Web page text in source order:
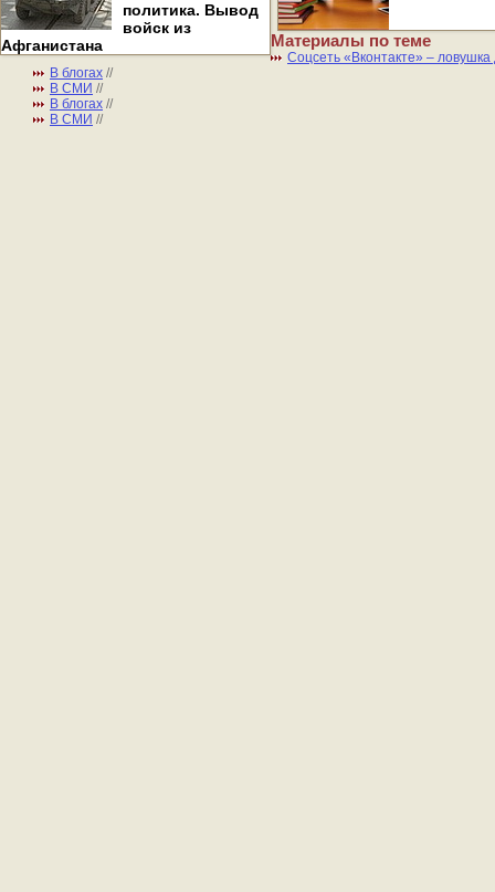
политика. Вывод
войск из
Афганистана
Материалы по теме
Соцсеть «Вконтакте» – ловушка
В блогах //
В СМИ //
В блогах //
В СМИ //